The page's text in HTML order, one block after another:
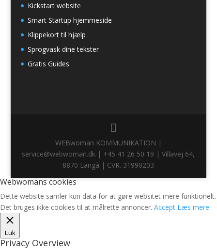
Kickstart website
Smart Startup hjemmeside
Klippekort til hjælp
Sprogvask dine tekster
Gratis Guides
WEBwoman KOMMUNIKATION |
service@webwoman.dk | +45 41 26 50 19 | Villavej 64,
8870 Langå | CVR. 31990203
Webwomans cookies
Dette website samler kun data for at gøre websitet mere funktionelt.
Det bruges ikke cookies til at målrette annoncer. Accept Læs mere
Luk
Privacy Overview